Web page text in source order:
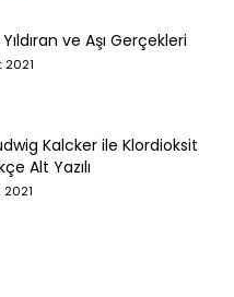
ve Aşı Gerçekleri
2021
Kalcker ile Klordioksit
Alt Yazılı